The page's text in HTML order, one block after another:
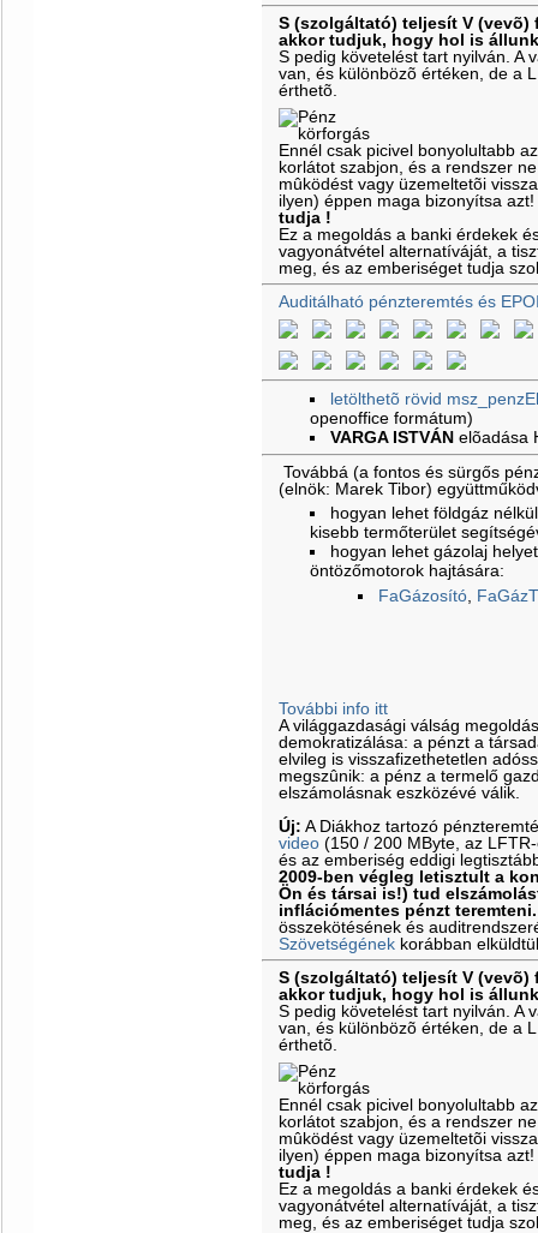
S (szolgáltató) teljesít V (vevõ)
akkor tudjuk, hogy hol is állunk
S pedig követelést tart nyilván. A
van, és különbözõ értéken, de a
érthetõ.
Ennél csak picivel bonyolultabb
korlátot szabjon, és a rendszer
mûködést vagy üzemeltetõi
ilyen) éppen maga bizonyítsa azt!
tudja !
Ez a megoldás a banki érdekek
vagyonátvétel alternatíváját, a
meg, és az emberiséget tudja
Auditálható pénzteremtés és
letölthetõ rövid
openoffice formátum)
VARGA ISTVÁN elõadása
Továbbá (a fontos és sürgős
(elnök: Marek Tibor)
hogyan lehet földgáz
kisebb termőterület
hogyan lehet gázolaj
öntözőmotorok hajtására:
FaGázosító
További info itt
A világgazdasági válság
demokratizálása: a pénzt a
elvileg is visszafizethetetlen
megszûnik: a pénz a termelő
elszámolásnak eszközévé válik.
Új: A Diákhoz tartozó
video (150 / 200 MByte, az
és az emberiség eddigi
2009-ben végleg letisztult a
Ön és társai is!) tud
inflációmentes pénzt teremteni.
összekötésének és
Szövetségének korábban
S (szolgáltató) teljesít V (vevõ)
akkor tudjuk, hogy hol is állunk
S pedig követelést tart nyilván. A
van, és különbözõ értéken, de a
érthetõ.
Ennél csak picivel bonyolultabb
korlátot szabjon, és a rendszer
mûködést vagy üzemeltetõi
ilyen) éppen maga bizonyítsa azt!
tudja !
Ez a megoldás a banki érdekek
vagyonátvétel alternatíváját, a
meg, és az emberiséget tudja